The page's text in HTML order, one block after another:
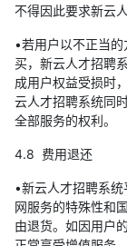
不得因此要求新云
•若用户以不正当
买，新云人才招聘
成用户权益受损时
云人才招聘系统同
全部服务的权利。
4.8 费用退还
•新云人才招聘系
网服务的特殊性和
由退货。如因用户